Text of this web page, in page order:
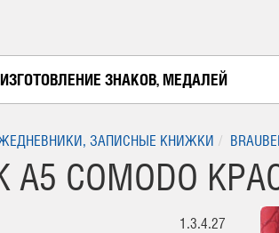
ИЗГОТОВЛЕНИЕ ЗНАКОВ, МЕДАЛЕЙ
ЗАПИСНЫЕ КНИЖКИ
COMODO
1.3.4.27